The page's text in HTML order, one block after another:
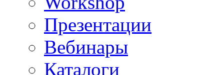
Презентации
Вебинары
Каталоги